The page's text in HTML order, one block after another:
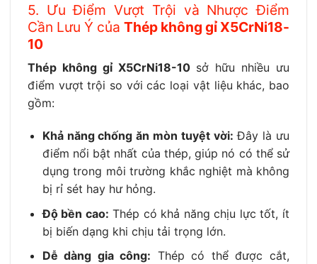
5. Ưu Điểm Vượt Trội và Nhược Điểm
Cần Lưu Ý của Thép không gỉ X5CrNi18-
10
Thép không gỉ X5CrNi18-10sở hữu nhiều ưu
điểm vượt trội so với các loại vật liệu khác, bao
gồm:
Khả năng chống ăn mòn tuyệt vời: Đây là ưu
điểm nổi bật nhất của thép, giúp nó có thể sử
dụng trong môi trường khắc nghiệt mà không
bị rỉ sét hay hư hỏng.
Độ bền cao: Thép có khả năng chịu lực tốt, ít
bị biến dạng khi chịu tải trọng lớn.
Dễ dàng gia công: Thép có thể được cắt,